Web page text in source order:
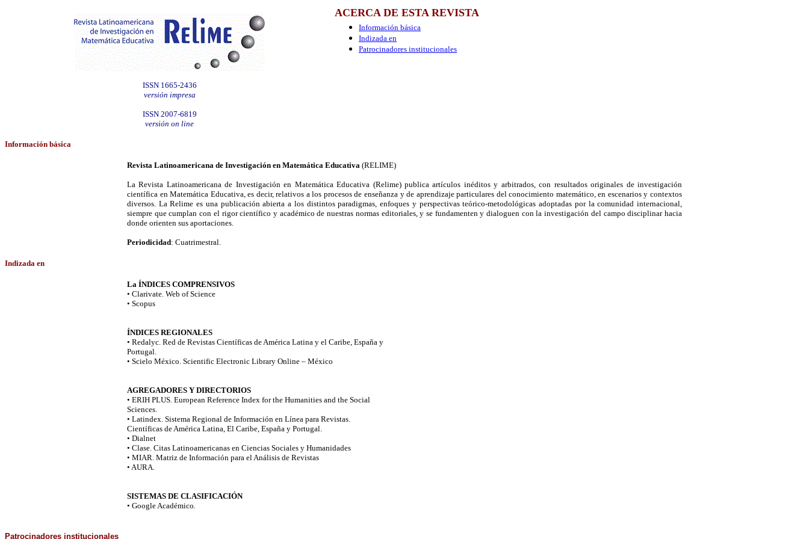
ISSN 1665-2436
versión impresa
ISSN 2007-6819
versión on line
ACERCA DE ESTA REVISTA
Información básica
Indizada en
Patrocinadores institucionales
Información básica
Revista Latinoamericana de Investigación en Matemática Educativa (RELIME)
La Revista Latinoamericana de Investigación en Matemática Educativa (Relime) publica artículos inéditos y arbitrados, con resultados originales de investigación
científica en Matemática Educativa, es decir, relativos a los procesos de enseñanza y de aprendizaje particulares del conocimiento matemático, en escenarios y contextos
diversos. La Relime es una publicación abierta a los distintos paradigmas, enfoques y perspectivas teórico-metodológicas adoptadas por la comunidad internacional,
siempre que cumplan con el rigor científico y académico de nuestras normas editoriales, y se fundamenten y dialoguen con la investigación del campo disciplinar hacia
donde orienten sus aportaciones.
Periodicidad: Cuatrimestral.
Indizada en
La ÍNDICES COMPRENSIVOS
• Clarivate. Web of Science
• Scopus
ÍNDICES REGIONALES
• Redalyc. Red de Revistas Científicas de América Latina y el Caribe, España y
Portugal.
• Scielo México. Scientific Electronic Library Online – México
AGREGADORES Y DIRECTORIOS
• ERIH PLUS. European Reference Index for the Humanities and the Social
Sciences.
• Latindex. Sistema Regional de Información en Línea para Revistas.
Científicas de América Latina, El Caribe, España y Portugal.
• Dialnet
• Clase. Citas Latinoamericanas en Ciencias Sociales y Humanidades
• MIAR. Matriz de Información para el Análisis de Revistas
• AURA.
SISTEMAS DE CLASIFICACIÓN
• Google Académico.
Patrocinadores institucionales